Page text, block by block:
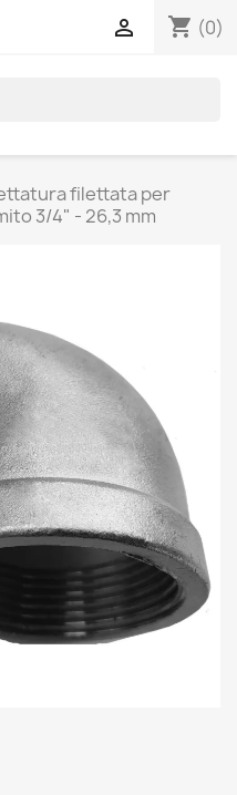
shopping_cart (0)

filettata per
3/4" - 26,3 mm